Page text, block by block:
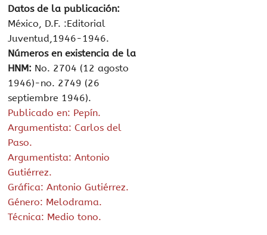
Datos de la publicación:
México, D.F. :Editorial
Juventud,1946-1946.
Números en existencia de la
HNM: No. 2704 (12 agosto
1946)-no. 2749 (26
septiembre 1946).
Publicado en: Pepín.
Argumentista: Carlos del
Paso.
Argumentista: Antonio
Gutiérrez.
Gráfica: Antonio Gutiérrez.
Género: Melodrama.
Técnica: Medio tono.